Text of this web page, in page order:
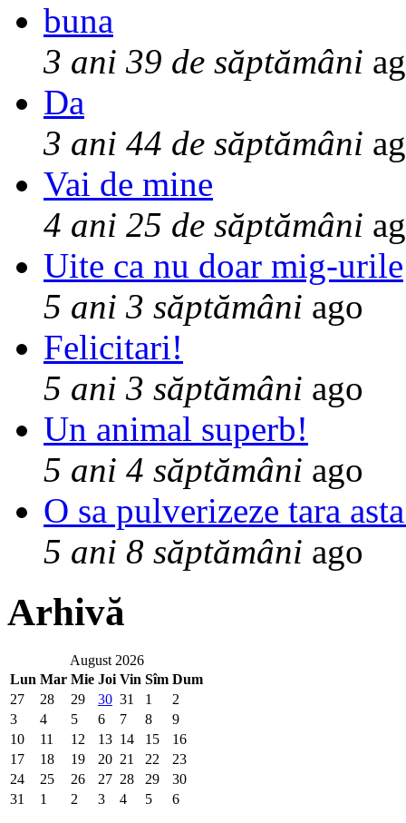
buna
3 ani 39 de săptămâni
Da
3 ani 44 de săptămâni
Vai de mine
4 ani 25 de săptămâni
Uite ca nu doar mig-urile
5 ani 3 săptămâni ago
Felicitari!
5 ani 3 săptămâni ago
Un animal superb!
5 ani 4 săptămâni ago
O sa pulverizeze tara
5 ani 8 săptămâni ago
Arhivă
August 2026
Lun Mar Mie Joi Vin Sîm Dum
27
28 29 30 31 1
2
3
4 5 6 7 8
9
10
11 12 13 14 15
16
17
18 19 20 21 22
23
24
25 26 27 28 29
30
31
1 2 3 4 5 6